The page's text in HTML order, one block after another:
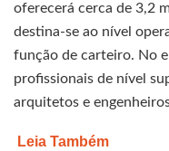
oferecerá cerca de 3,2
destina-se ao nível
função de carteiro. No
profissionais de nível
arquitetos e
Leia Também